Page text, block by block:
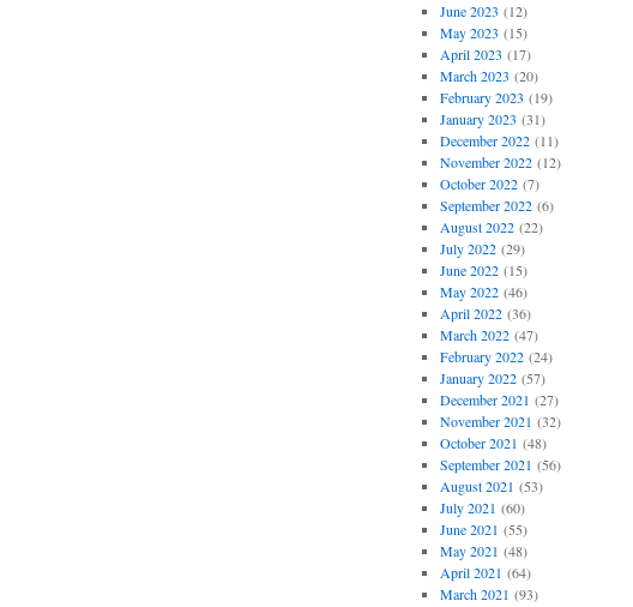
June 2023 (12)
May 2023 (15)
April 2023 (17)
March 2023 (20)
February 2023 (19)
January 2023 (31)
December 2022(11)
November 2022(12)
October 2022(7)
September 2022(6)
August 2022(22)
July 2022(29)
June 2022(15)
May 2022(46)
April 2022(36)
March 2022(47)
February 2022(24)
January 2022(57)
December 2021 (27)
November 2021 (32)
October 2021 (48)
September 2021 (56)
August 2021 (53)
July 2021 (60)
June 2021 (55)
May 2021 (48)
April 2021 (64)
March 2021 (93)